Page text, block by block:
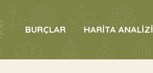
BURÇLAR HARİTA ANALİZİ